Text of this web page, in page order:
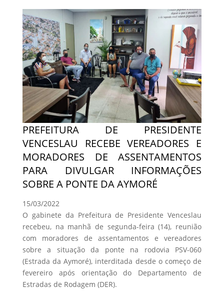
PREFEITURA DE PRESIDENTE
VENCESLAU RECEBE VEREADORES E
MORADORES DE ASSENTAMENTOS
PARA DIVULGAR INFORMAÇÕES
SOBRE A PONTE DA AYMORÉ
15/03/2022
O gabinete da Prefeitura de Presidente Venceslau
recebeu, na manhã de segunda-feira (14), reunião
com moradores de assentamentos e vereadores
sobre a situação da ponte na rodovia PSV-060
(Estrada da Aymoré), interditada desde o começo de
fevereiro após orientação do Departamento de
Estradas de Rodagem (DER).